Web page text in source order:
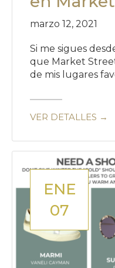
marzo 12, 2021
Si me sigues
que Market
de mis lugares
VER DETALLES →
ENE
07